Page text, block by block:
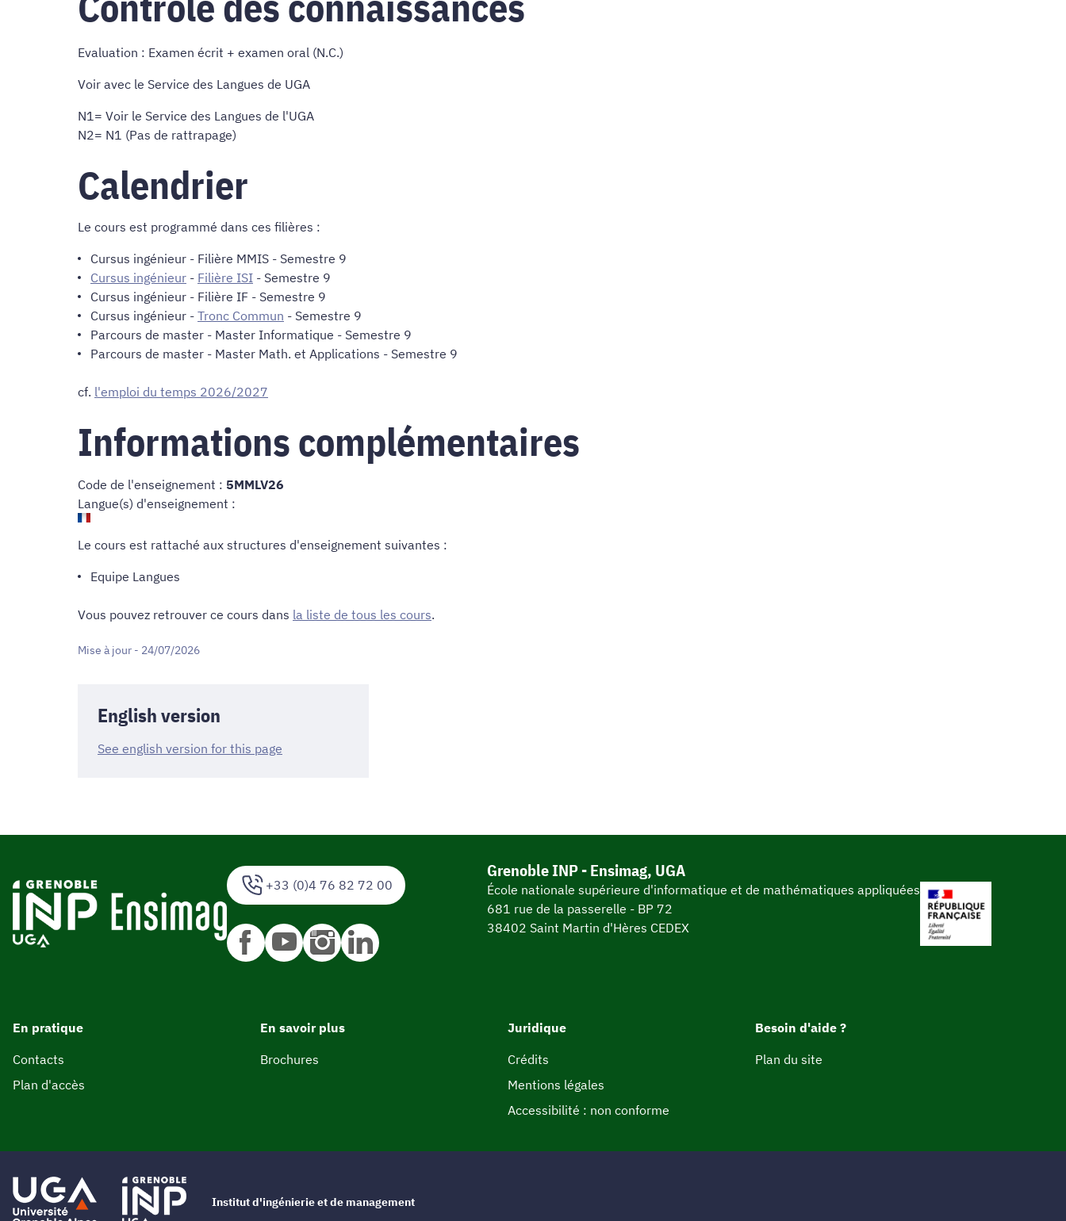
Evaluation : Examen écrit + examen oral (N.C.)
Voir avec le Service des Langues de UGA
N1= Voir le Service des Langues de l'UGA
N2= N1 (Pas de rattrapage)
Calendrier
Le cours est programmé dans ces filières :
Cursus ingénieur - Filière MMIS - Semestre 9
Cursus ingénieur - Filière ISI - Semestre 9
Cursus ingénieur - Filière IF - Semestre 9
Cursus ingénieur - Tronc Commun - Semestre 9
Parcours de master - Master Informatique - Semestre 9
Parcours de master - Master Math. et Applications - Semestre 9
cf. l'emploi du temps 2026/2027
Informations complémentaires
Code de l'enseignement : 5MMLV26
Langue(s) d'enseignement :
Le cours est rattaché aux structures d'enseignement suivantes :
Equipe Langues
Vous pouvez retrouver ce cours dans la liste de tous les cours.
Mise à jour - 24/07/2026
English version
See english version for this page
+33 (0)4 76 82 72 00
Grenoble INP - Ensimag, UGA
École nationale supérieure d'informatique et de mathématiques appliquées
681 rue de la passerelle - BP 72
38402 Saint Martin d'Hères CEDEX
En pratique
Contacts
Plan d'accès
En savoir plus
Brochures
Juridique
Crédits
Mentions légales
Accessibilité : non conforme
Besoin d'aide ?
Plan du site
Institut d'ingénierie et de management